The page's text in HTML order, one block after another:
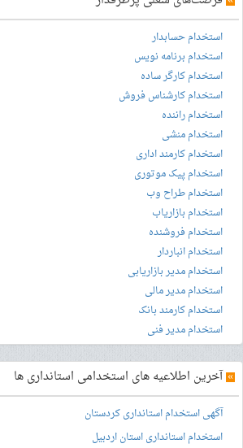
استخدام حسابدار
استخدام برنامه نویس
استخدام کارگر ساده
استخدام کارشناس فروش
استخدام راننده
استخدام منشی
استخدام کارمند اداری
استخدام پیک موتوری
استخدام طراح وب
استخدام بازاریاب
استخدام فروشنده
استخدام انباردار
استخدام مدیر بازاریابی
استخدام مدیر مالی
استخدام کارمند بانک
استخدام مدیر فنی
»آخرین اطلاعیه های استخدامی استانداری ها
آگهی استخدام استانداری کردستان
استخدام استانداری استان اردبیل